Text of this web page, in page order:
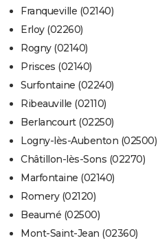
Franqueville (02140)
Erloy (02260)
Rogny (02140)
Prisces (02140)
Surfontaine (02240)
Ribeauville (02110)
Berlancourt (02250)
Logny-lès-Aubenton (02500)
Châtillon-lès-Sons (02270)
Marfontaine (02140)
Romery (02120)
Beaumé (02500)
Mont-Saint-Jean (02360)